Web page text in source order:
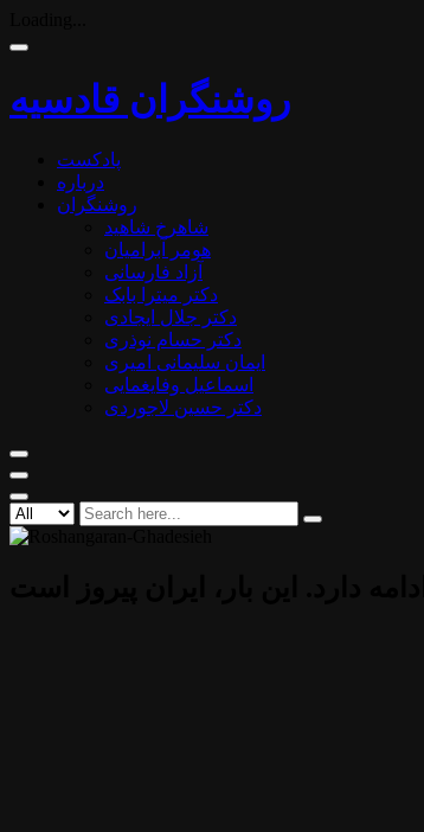
روشنگران قادسیه
پادکست
درباره
روشنگران
شاهرخ شاهید
هومر آبرامیان
آزاد فارسانی
دکتر میترا بابک
دکتر جلال ایجادی
دکتر حسام نوذری
ایمان سلیمانی امیری
اسماعیل وفایغمایی
دکتر حسین لاجوردی